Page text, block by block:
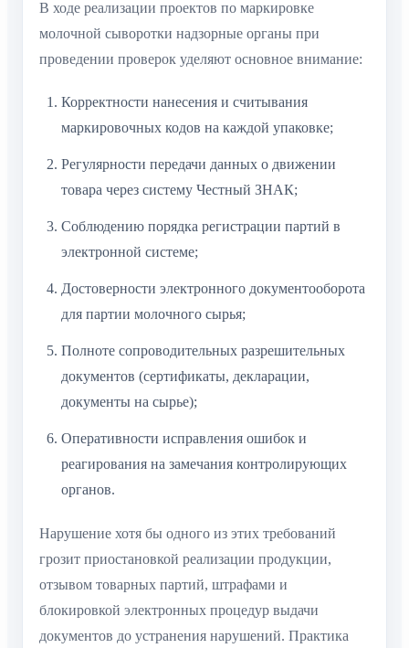
В ходе реализации проектов по маркировке
молочной сыворотки надзорные органы при
проведении проверок уделяют основное внимание:
Корректности нанесения и считывания
маркировочных кодов на каждой упаковке;
Регулярности передачи данных о движении
товара через систему Честный ЗНАК;
Соблюдению порядка регистрации партий в
электронной системе;
Достоверности электронного документооборота
для партии молочного сырья;
Полноте сопроводительных разрешительных
документов (сертификаты, декларации,
документы на сырье);
Оперативности исправления ошибок и
реагирования на замечания контролирующих
органов.
Нарушение хотя бы одного из этих требований
грозит приостановкой реализации продукции,
отзывом товарных партий, штрафами и
блокировкой электронных процедур выдачи
документов до устранения нарушений. Практика